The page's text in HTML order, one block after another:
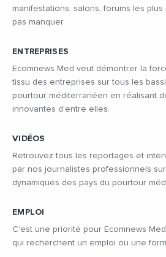
manifestations, salons, forums les
pas manquer
ENTREPRISES
Ecomnews Med veut démontrer la
tissu des entreprises sur tous les
pourtour méditerranéen en réalisant
innovantes d’entre elles.
VIDÉOS
Retrouvez tous les reportages et
par nos journalistes professionnels
dynamiques des pays du pourtour
EMPLOI
C’est une priorité pour Ecomnews
qui recherchent un emploi ou une